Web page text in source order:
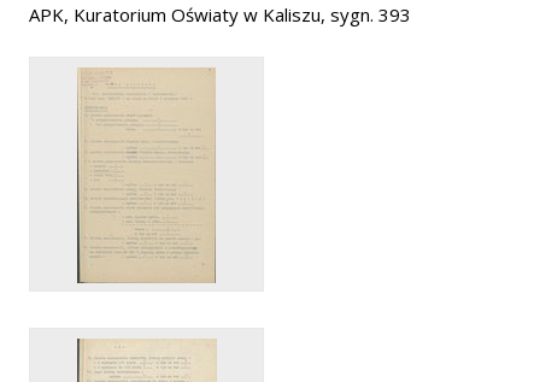
APK, Kuratorium Oświaty w Kaliszu, sygn. 393